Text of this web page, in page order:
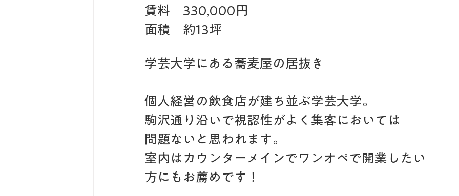
賃料　330,000円
面積　約13坪
学芸大学にある蕎麦屋の居抜き
個人経営の飲食店が建ち並ぶ学芸大学。
駒沢通り沿いで視認性がよく集客においては
問題ないと思われます。
室内はカウンターメインでワンオペで開業したい
方にもお薦めです！